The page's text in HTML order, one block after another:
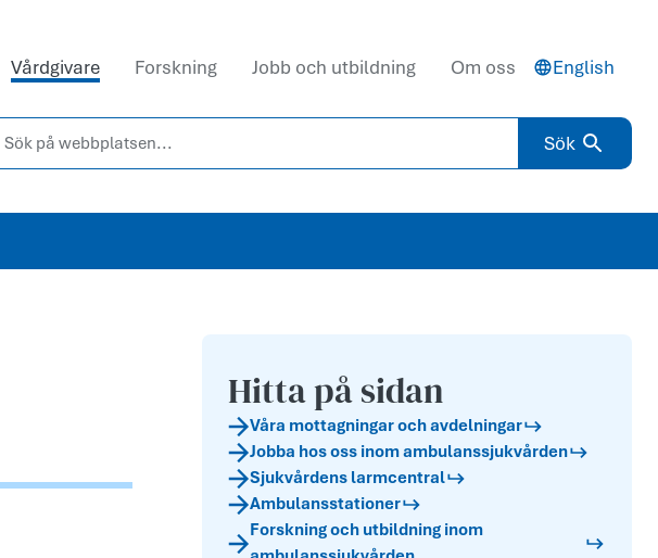
Vårdgivare Forskning Jobb och utbildning Om oss English
Sök på webbplatsen...
Sök
Hitta på sidan
Våra mottagningar och avdelningar
Jobba hos oss inom ambulanssjukvården
Sjukvårdens larmcentral
Ambulansstationer
Forskning och utbildning inom